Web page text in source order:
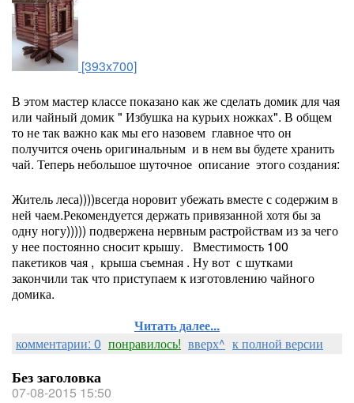
[393x700]
В этом мастер классе показано как же сделать домик для чая
или чайный домик " Избушка на курьих ножках". В общем
то не так важно как мы его назовем главное что он
получится очень оригинальным и в нем вы будете хранить
чай. Теперь небольшое шуточное описание этого создания:
Житель леса))))всегда норовит убежать вместе с содержим в
ней чаем.Рекомендуется держать привязанной хотя бы за
одну ногу))))) подвержена нервным растройствам из за чего
у нее постоянно сносит крышу. Вместимость 100
пакетиков чая , крыша съемная . Ну вот с шутками
закончили так что приступаем к изготовлению чайного
домика.
Читать далее...
комментарии: 0 понравилось! вверх^ к полной версии
Без заголовка
07-08-2015 15:50